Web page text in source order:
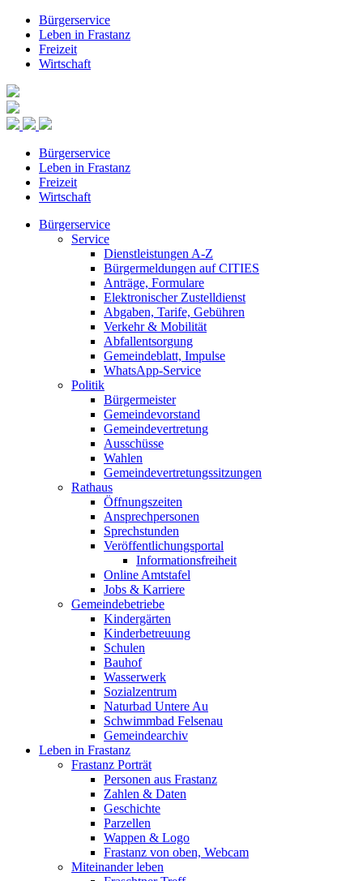
Bürgerservice
Leben in Frastanz
Freizeit
Wirtschaft
Bürgerservice
Leben in Frastanz
Freizeit
Wirtschaft
Bürgerservice
Service
Dienstleistungen A-Z
Bürgermeldungen auf CITIES
Anträge, Formulare
Elektronischer Zustelldienst
Abgaben, Tarife, Gebühren
Verkehr & Mobilität
Abfallentsorgung
Gemeindeblatt, Impulse
WhatsApp-Service
Politik
Bürgermeister
Gemeindevorstand
Gemeindevertretung
Ausschüsse
Wahlen
Gemeindevertretungssitzungen
Rathaus
Öffnungszeiten
Ansprechpersonen
Sprechstunden
Veröffentlichungsportal
Informationsfreiheit
Online Amtstafel
Jobs & Karriere
Gemeindebetriebe
Kindergärten
Kinderbetreuung
Schulen
Bauhof
Wasserwerk
Sozialzentrum
Naturbad Untere Au
Schwimmbad Felsenau
Gemeindearchiv
Leben in Frastanz
Frastanz Porträt
Personen aus Frastanz
Zahlen & Daten
Geschichte
Parzellen
Wappen & Logo
Frastanz von oben, Webcam
Miteinander leben